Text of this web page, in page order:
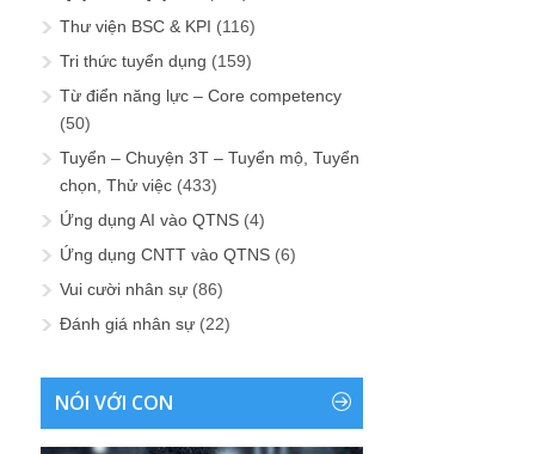
Thư viện BSC & KPI (116)
Tri thức tuyển dụng (159)
Từ điển năng lực – Core competency
(50)
Tuyển – Chuyện 3T – Tuyển mộ, Tuyển
chọn, Thử việc (433)
Ứng dụng AI vào QTNS (4)
Ứng dụng CNTT vào QTNS (6)
Vui cười nhân sự (86)
Đánh giá nhân sự (22)
NÓI VỚI CON